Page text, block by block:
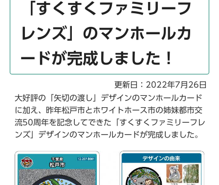
「すくすくファミリーフ
レンズ」のマンホールカ
ードが完成しました！
更新日：2022年7月26日
大好評の「矢切の渡し」デザインのマンホールカード
に加え、昨年松戸市とホワイトホース市の姉妹都市交
流50周年を記念してできた「すくすくファミリーフレ
ンズ」デザインのマンホールカードが完成しました。